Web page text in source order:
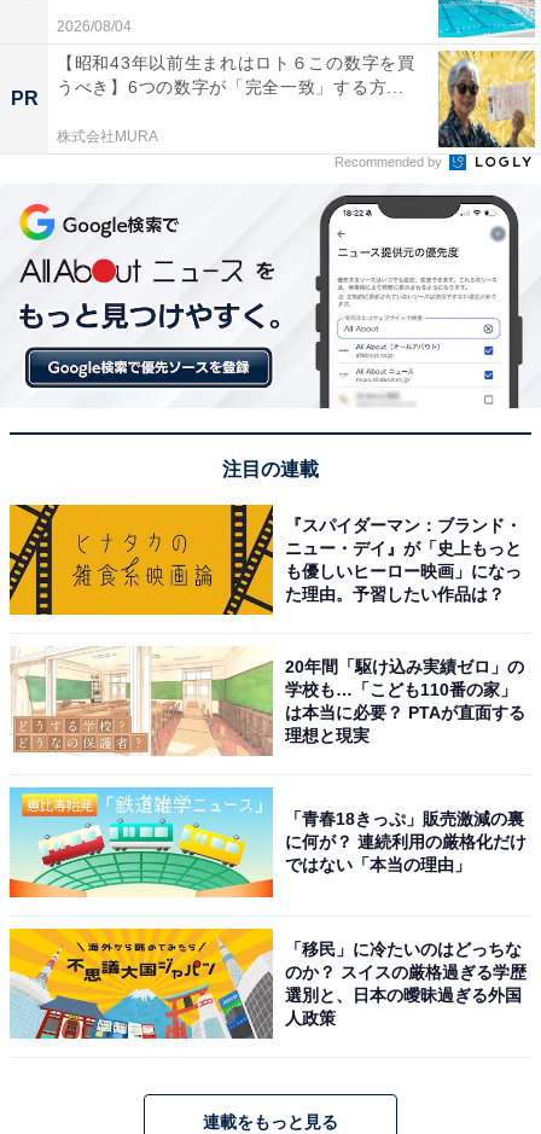
2026/08/04
PR
【昭和43年以前生まれはロト６この数字を買
うべき】6つの数字が「完全一致」する方...
株式会社MURA
Recommended by
注目の連載
『スパイダーマン：ブランド・
ニュー・デイ』が「史上もっと
も優しいヒーロー映画」になっ
た理由。予習したい作品は？
20年間「駆け込み実績ゼロ」の
学校も…「こども110番の家」
は本当に必要？ PTAが直面する
理想と現実
「青春18きっぷ」販売激減の裏
に何が？ 連続利用の厳格化だけ
ではない「本当の理由」
「移民」に冷たいのはどっちな
のか？ スイスの厳格過ぎる学歴
選別と、日本の曖昧過ぎる外国
人政策
連載をもっと見る